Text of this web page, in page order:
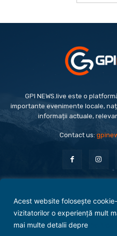
Acest website folosește
vizitatorilor o experiență mult
mai multe detalii depre
GPI NEWS.live este o
importante evenimente locale,
informații actuale,
Contact us:
Evenimente Politică
Cultură